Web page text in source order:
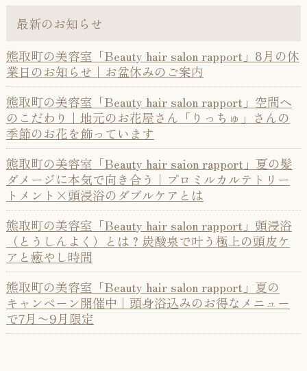
最新のお知らせ
熊取町の美容室「Beauty hair salon rapport」8月の休
業日のお知らせ｜お盆休みのご案内
熊取町の美容室「Beauty hair salon rapport」空間へ
のこだわり｜地元のお花屋さん「りっちゅ」さんの
季節のお花を飾っています
熊取町の美容室「Beauty hair saion rapport」夏の髪
ダメージに本気で向き合う｜プロミルカルテトリー
トメント×頭浸浴のダブルケアとは
熊取町の美容室「Beauty hair salon rapport」頭浸浴
（とうしんよく）とは？炭酸泉で叶う極上の頭皮ケ
アと癒やし時間
熊取町の美容室「Beauty hair salon rapport」夏の
キャンペーン開催中｜頭身浴込みのお得なメニュー
で7月〜9月限定